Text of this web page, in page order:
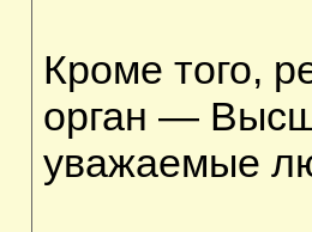
Кроме того,
орган —
уважаемые